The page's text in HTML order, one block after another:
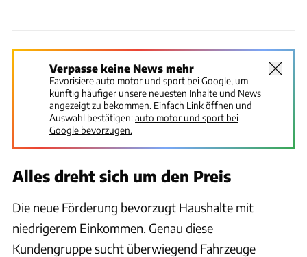
Verpasse keine News mehr
Favorisiere auto motor und sport bei Google, um
künftig häufiger unsere neuesten Inhalte und News
angezeigt zu bekommen. Einfach Link öffnen und
Auswahl bestätigen:auto motor und sport bei
Google bevorzugen.
Alles dreht sich um den Preis
Die neue Förderung bevorzugt Haushalte mit
niedrigerem Einkommen. Genau diese
Kundengruppe sucht überwiegend Fahrzeuge